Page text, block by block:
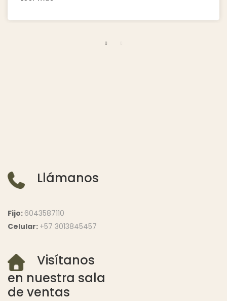
Llámanos
Fijo: 6043587110
Celular: +57 3013845457
Visítanos
en nuestra sala
de ventas